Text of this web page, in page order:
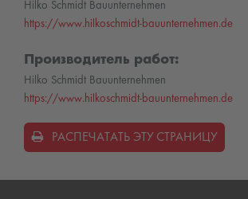
Hilko Schmidt Bauunternehmen
https://www.hilkoschmidt-bauunternehmen.de
Производитель работ:
Hilko Schmidt Bauunternehmen
https://www.hilkoschmidt-bauunternehmen.de
РАСПЕЧАТАТЬ ЭТУ СТРАНИЦУ